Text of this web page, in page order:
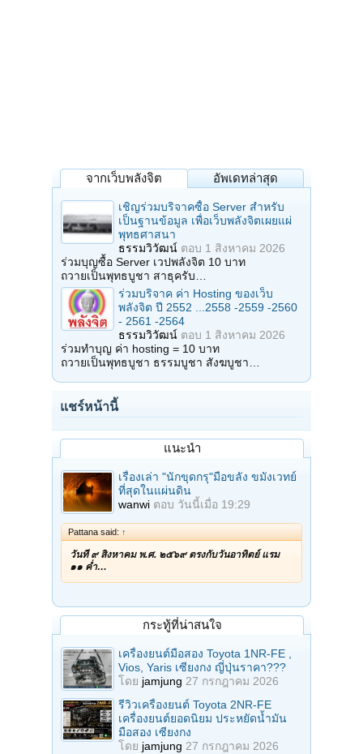
จากเว็บพลังจิต อัพเดทล่าสุด
เชิญร่วมบริจาคซื้อ Server สำหรับ
เป็นฐานข้อมูล เพื่อเว็บพลังจิตเผยแผ่
พุทธศาสนา
ธรรมวิวัฒน์ ตอบ 1 สิงหาคม 2026
ร่วมบุญซื้อ Server เวปพลังจิต 10 บาท
ถวายเป็นพุทธบูชา สาธุครับ…
ร่วมบริจาค ค่า Hosting ของเว็บ
พลังจิต ปี 2552 ...2558 -2559 -2560
- 2561 -2564
ธรรมวิวัฒน์ ตอบ 1 สิงหาคม 2026
ร่วมทำบุญ ค่า hosting = 10 บาท
ถวายเป็นพุทธบูชา ธรรมบูชา สังฆบูชา…
แชร์หน้านี้
แนะนำ
เรื่องเล่า "นักขุดกรุ"มือขลัง ขมังเวทย์
ที่สุดในแผ่นดิน
wanwi ตอบ วันนี้เมื่อ 19:29
Pattana said: ↑
วันที่ ๙ สิงหาคม พ.ศ. ๒๕๖๙ ตรงกับวันอาทิตย์ แรม
๑๑ ค่ำ…
กระทู้ที่น่าสนใจ
เครื่องยนต์มือสอง Toyota 1NR-FE ,
Vios, Yaris เซียงกง ญี่ปุ่นราคา???
โดย jamjung 27 กรกฎาคม 2026
รีวิวเครื่องยนต์ Toyota 2NR-FE
เครื่องยนต์ยอดนิยม ประหยัดน้ำมัน
มือสอง เซียงกง
โดย jamjung 27 กรกฎาคม 2026